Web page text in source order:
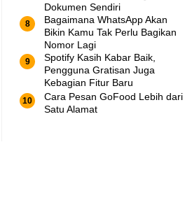
Dokumen Sendiri
Bagaimana WhatsApp Akan
Bikin Kamu Tak Perlu Bagikan
Nomor Lagi
Spotify Kasih Kabar Baik,
Pengguna Gratisan Juga
Kebagian Fitur Baru
Cara Pesan GoFood Lebih dari
Satu Alamat